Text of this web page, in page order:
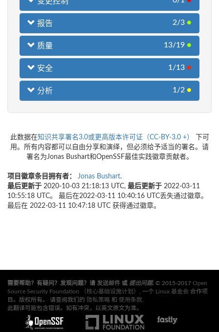
报告 2/3 ●
质量 13/19 ●
安全 1/13 ●
分析 1/2 ●
此数据在知识共享署名3.0或更高版本许可证（CC-BY-3.0 +）
下可
用。所有内容都可以自由分享和演绎，但必须给予适当的署名。请
署名为Jonas Bushart和OpenSSF最佳实践徽章贡献者。
项目徽章条目拥有者： Jonas Bushart.
最后更新于 2020-10-03 21:18:13 UTC, 最后更新于 2022-03-11
10:55:18 UTC。 最后在2022-03-11 10:40:16 UTC丢失通过徽章。
最后在 2022-03-11 10:47:18 UTC 获得通过徽章。
需要帮助？有疑问？发现问题？请 发送邮件 或 提出问题. © 2015-2017 Open
Source Security Foundation （核心基础设施计划）
, 一个 Linux 基金会 合作项
目。版权所有。 请查阅我们的 隐私策略 和 使用条款
此翻译可能包含错误。如有冲突，以英文原文为准。